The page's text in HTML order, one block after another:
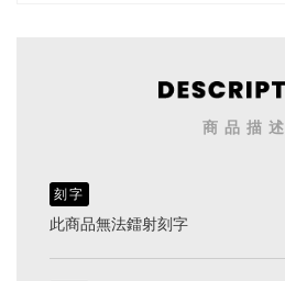
商品描述
刻字
此商品無法鐳射刻字